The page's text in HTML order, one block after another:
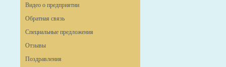
Видео о предприятии
Обратная связь
Специальные предложения
Отзывы
Поздравления